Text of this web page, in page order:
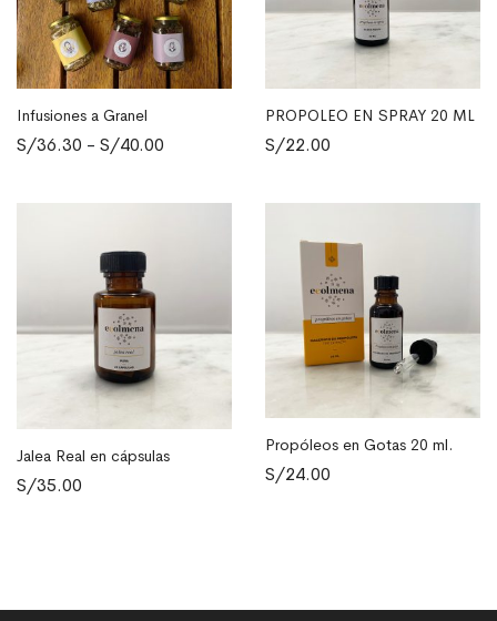
SELECCIONAR OPCIONES
Este
producto
múltiples
pueden
página
de
producto
Infusiones a Granel
S/36.30 - S/40.00
AÑADIR AL CARRITO
PROPOLEO EN SPRAY 20 ML
S/22.00
LEER MÁS
Jalea Real en cápsulas
S/35.00
AÑADIR AL CARRITO
Propóleos en Gotas 20 ml.
S/24.00